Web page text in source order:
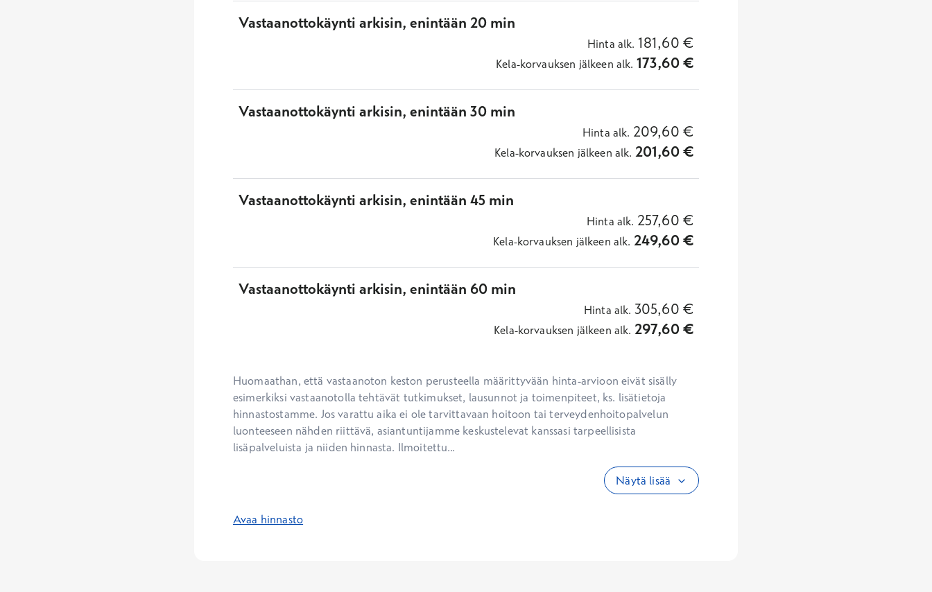
Vastaanottokäynti arkisin, enintään 20 min
Hinta alk. 181,60 €
Kela-korvauksen jälkeen alk. 173,60€
Vastaanottokäynti arkisin, enintään 30 min
Hinta alk. 209,60 €
Kela-korvauksen jälkeen alk. 201,60€
Vastaanottokäynti arkisin, enintään 45 min
Hinta alk. 257,60 €
Kela-korvauksen jälkeen alk. 249,60€
Vastaanottokäynti arkisin, enintään 60 min
Hinta alk. 305,60 €
Kela-korvauksen jälkeen alk. 297,60€
Huomaathan, että vastaanoton keston perusteella määrittyvään hinta-arvioon eivät sisälly
esimerkiksi vastaanotolla tehtävät tutkimukset, lausunnot ja toimenpiteet, ks. lisätietoja
hinnastostamme. Jos varattu aika ei ole tarvittavaan hoitoon tai terveydenhoitopalvelun
luonteeseen nähden riittävä, asiantuntijamme keskustelevat kanssasi tarpeellisista
lisäpalveluista ja niiden hinnasta. Ilmoitettu...
Näytä lisää
Avaa hinnasto